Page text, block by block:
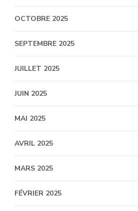
OCTOBRE 2025
SEPTEMBRE 2025
JUILLET 2025
JUIN 2025
MAI 2025
AVRIL 2025
MARS 2025
FÉVRIER 2025